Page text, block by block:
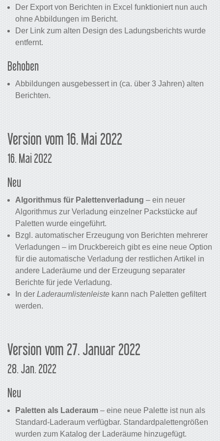
Der Export von Berichten in Excel funktioniert nun auch
ohne Abbildungen im Bericht.
Der Link zum alten Design des Ladungsberichts wurde
entfernt.
Behoben
Abbildungen ausgebessert in (ca. über 3 Jahren) alten
Berichten.
Version vom 16. Mai 2022
16. Mai 2022
Neu
Algorithmus für Palettenverladung – ein neuer
Algorithmus zur Verladung einzelner Packstücke auf
Paletten wurde eingeführt.
Bzgl. automatischer Erzeugung von Berichten mehrerer
Verladungen – im Druckbereich gibt es eine neue Option
für die automatische Verladung der restlichen Artikel in
andere Laderäume und der Erzeugung separater
Berichte für jede Verladung.
In der Laderaumlistenleiste kann nach Paletten gefiltert
werden.
Version vom 27. Januar 2022
28. Jan. 2022
Neu
Paletten als Laderaum – eine neue Palette ist nun als
Standard-Laderaum verfügbar. Standardpalettengrößen
wurden zum Katalog der Laderäume hinzugefügt.